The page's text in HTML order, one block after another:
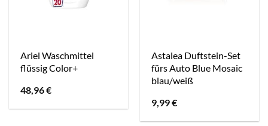
Ariel Waschmittel
flüssig Color+
48,96€
Astalea Duftstein-Set
fürs Auto Blue Mosaic
blau/weiß
9,99€